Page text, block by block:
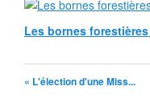
Les bornes
« L'élection d'une Miss...